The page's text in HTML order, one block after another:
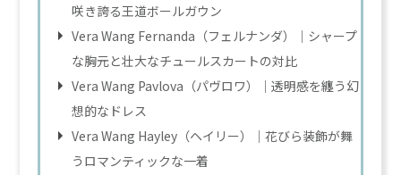
咲き誇る王道ボールガウン
Vera Wang Fernanda（フェルナンダ）｜シャープ
な胸元と壮大なチュールスカートの対比
Vera Wang Pavlova（パヴロワ）｜透明感を纏う幻
想的なドレス
Vera Wang Hayley（ヘイリー）｜花びら装飾が舞
うロマンティックな一着